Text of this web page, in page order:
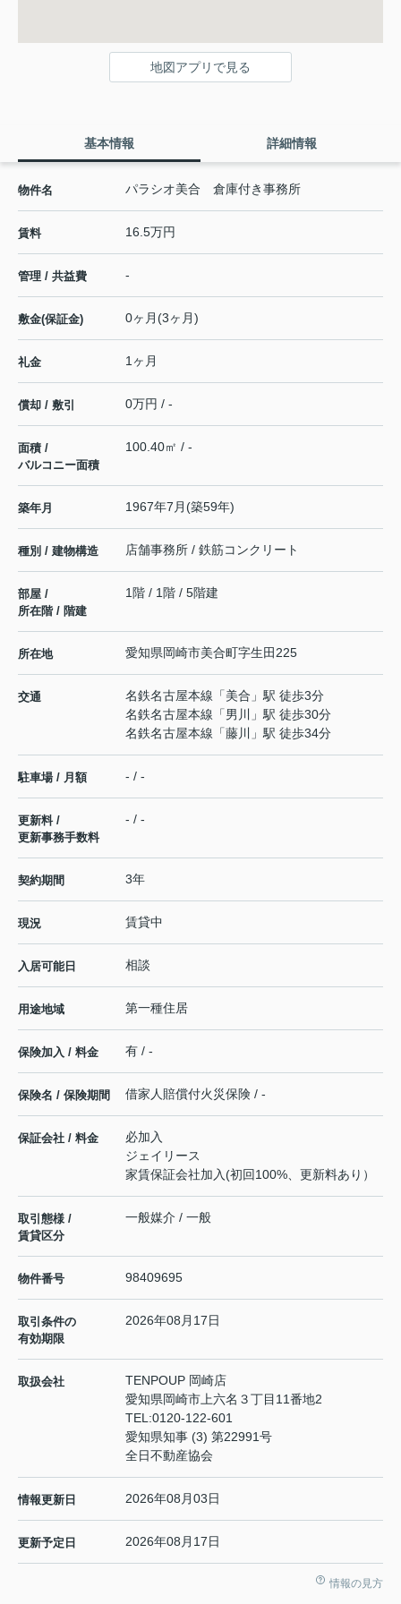
地図アプリで見る
基本情報 詳細情報
物件名 パラシオ美合 倉庫付き事務所
賃料 16.5万円
管理 / 共益費 -
敷金(保証金) 0ヶ月(3ヶ月)
礼金 1ヶ月
償却 / 敷引 0万円 / -
面積 /
バルコニー面積
100.40㎡ / -
築年月 1967年7月(築59年)
種別 / 建物構造 店舗事務所 / 鉄筋コンクリート
部屋 /
所在階 / 階建
1階 / 1階 / 5階建
所在地 愛知県岡崎市美合町字生田225
交通 名鉄名古屋本線 「美合 」駅 徒歩3分
名鉄名古屋本線 「男川
」駅 徒歩30分
名鉄名古屋本線 「藤川 」駅 徒歩34分
駐車場 / 月額 - / -
更新料 /
更新事務手数料
- / -
契約期間 3年
現況 賃貸中
入居可能日 相談
用途地域 第一種住居
保険加入 / 料金 有 / -
保険名 / 保険期間 借家人賠償付火災保険 / -
保証会社 / 料金
必加入
ジェイリース
家賃保証会社加入(初回100%、更新料あり）
取引態様 /
賃貸区分
一般媒介 / 一般
物件番号 98409695
取引条件の
有効期限
2026年08月17日
取扱会社
TENPOUP 岡崎店
愛知県岡崎市上六名３丁目11番地2
TEL:0120-122-601
愛知県知事 (3) 第22991号
全日不動産協会
情報更新日 2026年08月03日
更新予定日 2026年08月17日
情報の見方